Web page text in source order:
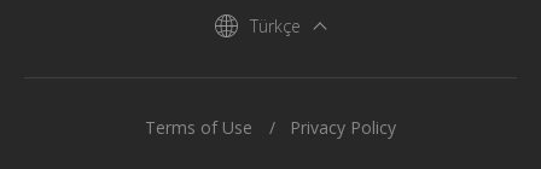
Türkçe
Terms of Use Privacy Policy